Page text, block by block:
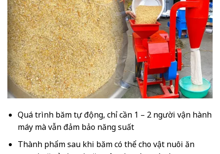
Quá trình băm tự động, chỉ cần 1 – 2 người vận hành
máy mà vẫn đảm bảo năng suất
Thành phẩm sau khi băm có thể cho vật nuôi ăn